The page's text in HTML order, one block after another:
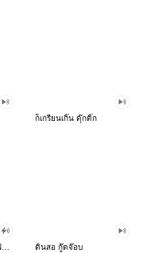
ก็เกรียนเกิ๊น ดุ๊กดิ๊ก
ดินสอ กู๊ดจ๊อบ